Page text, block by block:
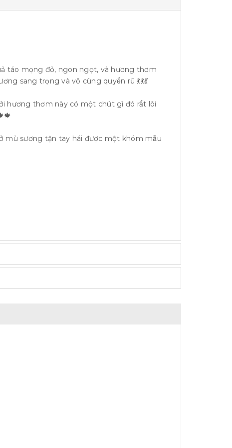
táo mọng đỏ, ngon ngọt, và hương thơm
sang trọng và vô cùng quyến rũ 💃💃💃
hương thơm này có một chút gì đó rất lôi
mù sương tận tay hái được một khóm mẫu